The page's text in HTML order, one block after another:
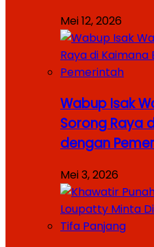
Mei 12, 2026
Wabup Isak
Sorong Raya
dengan
Mei 3, 2026